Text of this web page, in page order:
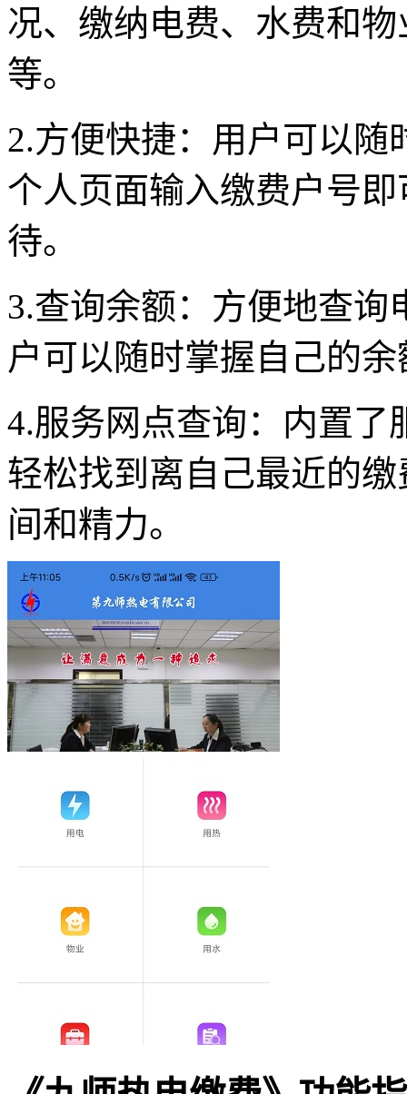
况、缴纳电费、水费和
等。
2.方便快捷：用户可以
个人页面输入缴费户号
待。
3.查询余额：方便地查
户可以随时掌握自己的
4.服务网点查询：内置了
轻松找到离自己最近的
间和精力。